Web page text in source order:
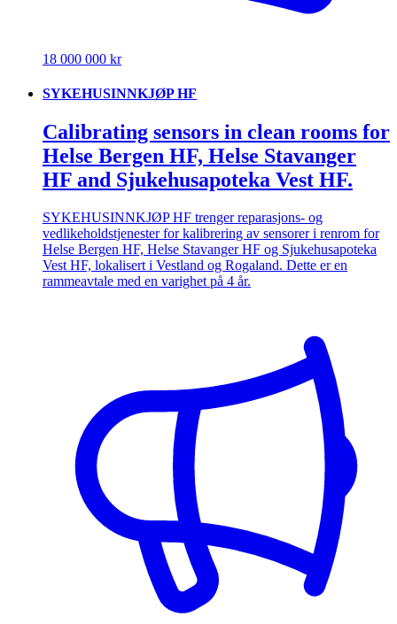
18 000 000 kr
SYKEHUSINNKJØP HF
Calibrating sensors in clean rooms for
Helse Bergen HF, Helse Stavanger
HF and Sjukehusapoteka Vest HF.
SYKEHUSINNKJØP HF trenger reparasjons- og
vedlikeholdstjenester for kalibrering av sensorer i renrom for
Helse Bergen HF, Helse Stavanger HF og Sjukehusapoteka
Vest HF, lokalisert i Vestland og Rogaland. Dette er en
rammeavtale med en varighet på 4 år.